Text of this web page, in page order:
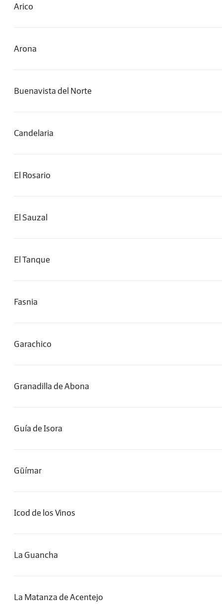
Arico
Arona
Buenavista del Norte
Candelaria
El Rosario
El Sauzal
El Tanque
Fasnia
Garachico
Granadilla de Abona
Guía de Isora
Güímar
Icod de los Vinos
La Guancha
La Matanza de Acentejo